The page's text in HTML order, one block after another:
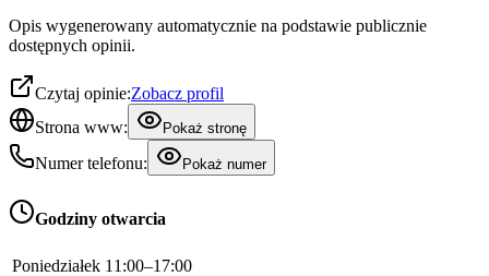
Opis wygenerowany automatycznie na podstawie publicznie
dostępnych opinii.
Czytaj opinie:Zobacz profil
Strona www:
Pokaż stronę
Numer telefonu: Pokaż numer
Godziny otwarcia
Poniedziałek 11:00–17:00